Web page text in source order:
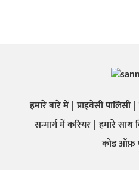
हमारे बारे में प्राइवेसी पालिसी
सन्मार्ग में करियर हमारे साथ
कोड ऑफ़